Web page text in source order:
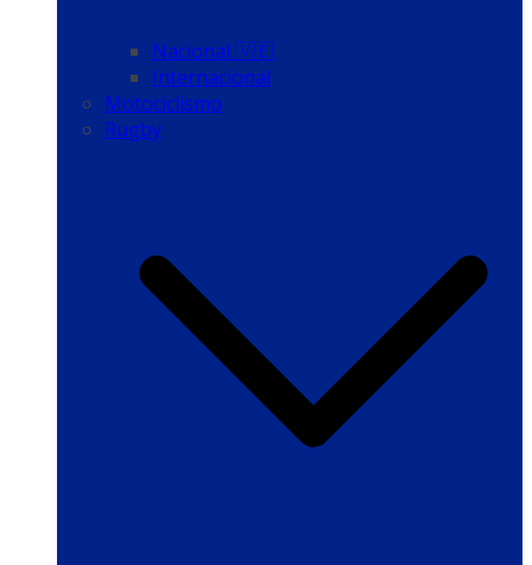
Nacional 🇻🇪
Internacional
Motociclismo
Rugby